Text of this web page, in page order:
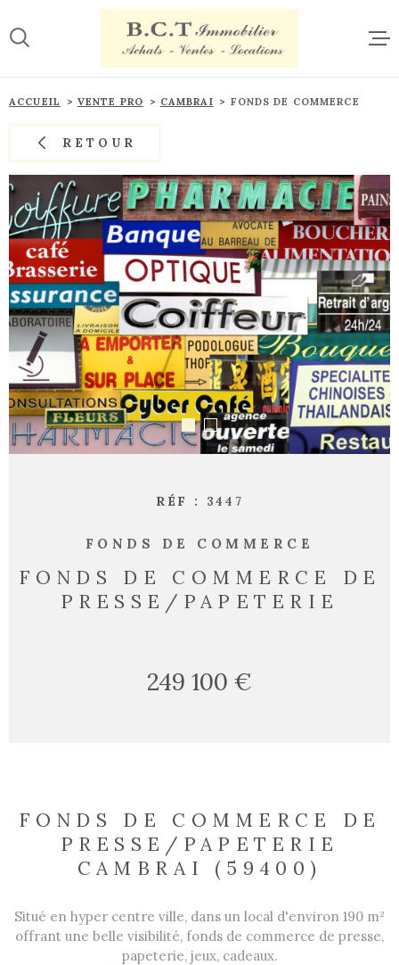
au
menu
au
contenu
ACCUEIL VENTE PRO CAMBRAI FONDS DE COMMERCE
RETOUR
RÉF : 3447
FONDS DE COMMERCE
FONDS DE COMMERCE DE
PRESSE/PAPETERIE
249 100 €
FONDS DE COMMERCE DE
PRESSE/PAPETERIE
CAMBRAI (59400)
Situé en hyper centre ville, dans un local d'environ 190 m²
offrant une belle visibilité, fonds de commerce de presse,
papeterie, jeux, cadeaux.